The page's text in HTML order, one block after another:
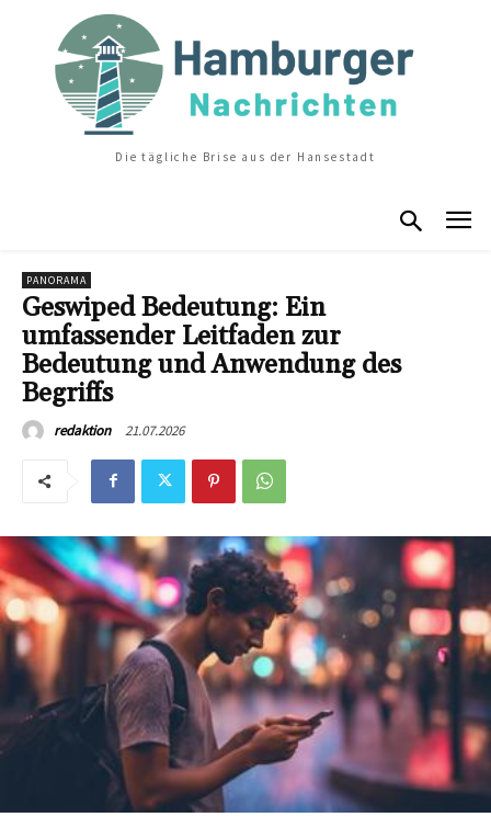
Die tägliche Brise aus der Hansestadt
PANORAMA
Geswiped Bedeutung: Ein
umfassender Leitfaden zur
Bedeutung und Anwendung des
Begriffs
redaktion 21.07.2026